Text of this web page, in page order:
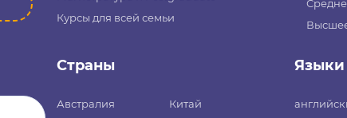
Курсы для всей семьи
Страны
Австралия
Китай
Языки